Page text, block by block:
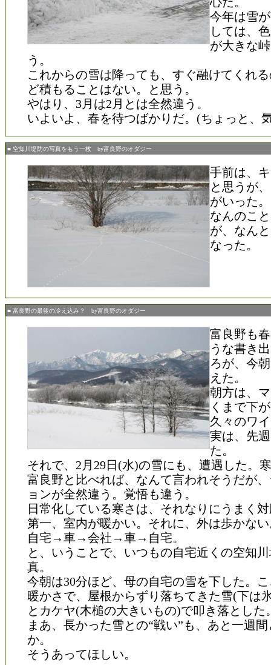
今年は雪
しては、
が大きな
う。
これからの雪は降っても、すぐ融けてくれ
ど積もることはない。と思う。
やはり、3月は2月とは全然違う。
いよいよ、春を待つばかりだ。(ちょっと、
■ 空知川堤防の写真をもう一枚 by富良野のオダジー
手前は、
と思うが
がいった。
なんのこ
が、なん
なった。
■ 富良野の最後の冷え込み？ by富良野のオダジー
富良野も
うな書き
ろが、今
えた。
朝方は、
くまで下
久々のワ
実は、先
た。
それで、2月29日(水)の雪にも、遭遇した。
富良野と比べれば、なんて言われそうだが
ョンが全然違う。覚悟も違う。
日常化している寒さは、それなりにうまく
第一、室内が暖かい。それに、外は歩かな
自宅→車→会社→車→自宅。
と、いうことで、いつもの自宅近くの空知
真。
今朝は30分ほど、母の自宅の雪を下した。
暖かさで、屋根からずり落ちてきた雪(下は
とカケヤ(木槌の大きいもの)で叩き落とした
まあ、長かった雪との“戦い”も、あと一週
か。
そうあってほしい。